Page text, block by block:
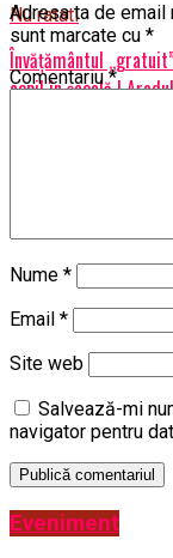
Nu ratati
Învăţământul
copil în școală |
Adresa ta de email
sunt marcate cu *
Comentariu*
Nume *
Email *
Site web
Salvează-mi
navigator pentru
Eveniment